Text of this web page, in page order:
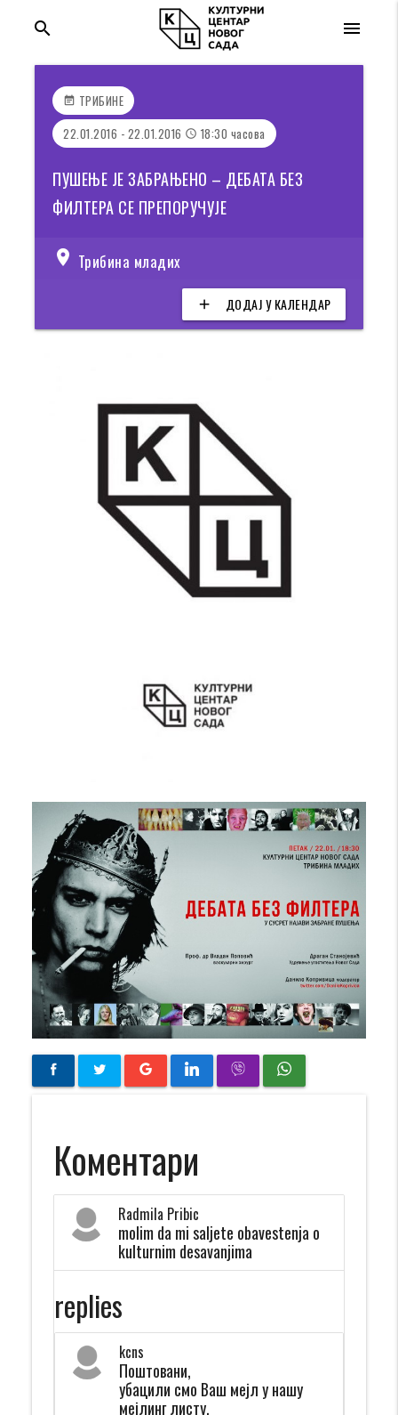
menu
search
event_note ТРИБИНЕ
22.01.2016 - 22.01.2016 access_time 18:30 часова
ПУШЕЊЕ ЈЕ ЗАБРАЊЕНО – ДЕБАТА БЕЗ
ФИЛТЕРА СЕ ПРЕПОРУЧУЈЕ
location_on Трибина младих
add ДОДАЈ У КАЛЕНДАР
Коментари
Radmila Pribic
molim da mi saljete obavestenja o
kulturnim desavanjima
replies
kcns
Поштовани,
убацили смо Ваш мејл у нашу
мејлинг листу.